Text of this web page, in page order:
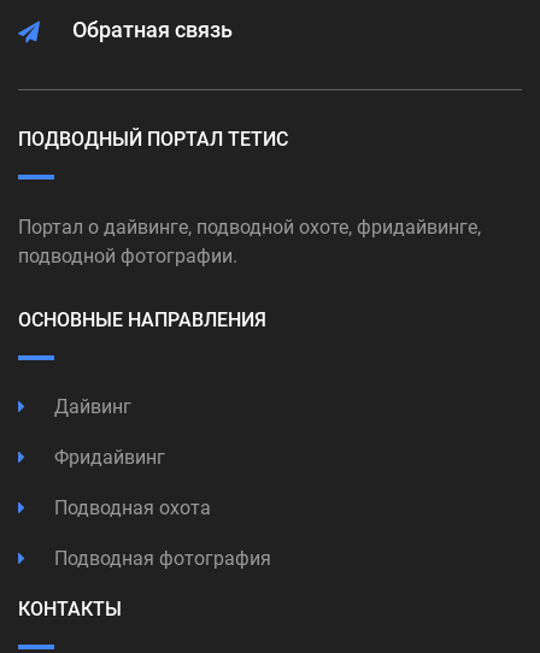
Обратная связь
ПОДВОДНЫЙ ПОРТАЛ ТЕТИС
Портал о дайвинге, подводной охоте, фридайвинге,
подводной фотографии.
ОСНОВНЫЕ НАПРАВЛЕНИЯ
Дайвинг
Фридайвинг
Подводная охота
Подводная фотография
КОНТАКТЫ